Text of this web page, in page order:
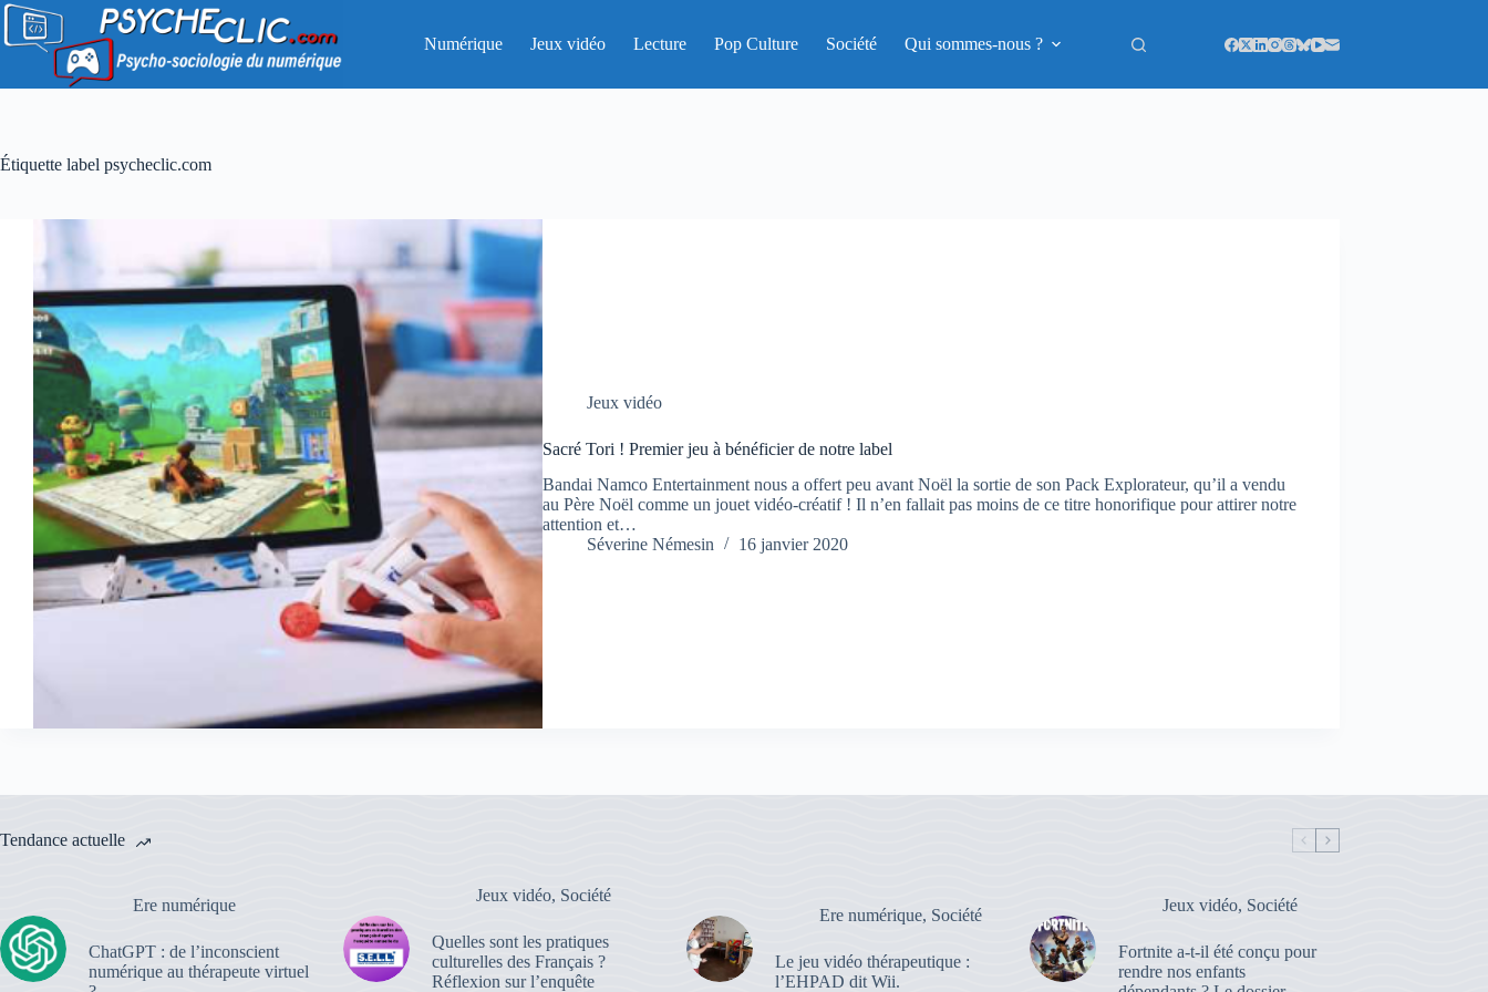
Passer
contenu
Numérique Jeux vidéo Lecture Pop Culture Société Qui sommes-nous ?
Étiquette label psycheclic.com
Jeux vidéo
Sacré Tori ! Premier jeu à bénéficier de notre label
Bandai Namco Entertainment nous a offert peu avant Noël la sortie de son Pack Explorateur, qu’il a vendu
au Père Noël comme un jouet vidéo-créatif ! Il n’en fallait pas moins de ce titre honorifique pour attirer notre
attention et…
Séverine Némesin
16 janvier 2020
Tendance actuelle
Ere numérique
ChatGPT : de l’inconscient
numérique au thérapeute virtuel
Jeux vidéo, Société
Quelles sont les pratiques
culturelles des Français ?
Réflexion sur l’enquête
Ere numérique, Société
Le jeu vidéo thérapeutique :
l’EHPAD dit Wii.
Jeux vidéo, Société
Fortnite a-t-il été conçu pour
rendre nos enfants